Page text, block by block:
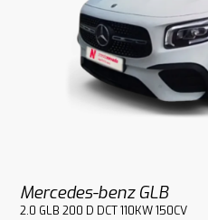
Mercedes-benz GLB
2.0 GLB 200 D DCT 110KW 150CV